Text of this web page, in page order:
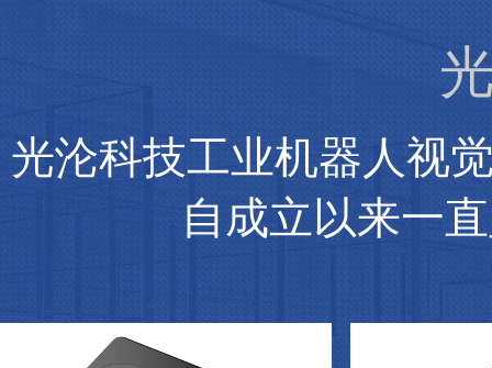
光沦科技工业机器人视
自成立以来一